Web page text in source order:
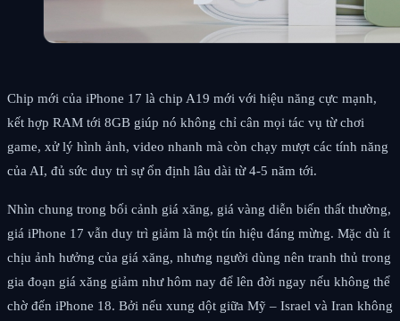
Chip mới của iPhone 17 là chip A19 mới với hiệu năng cực mạnh,
kết hợp RAM tới 8GB giúp nó không chỉ cân mọi tác vụ từ chơi
game, xử lý hình ảnh, video nhanh mà còn chạy mượt các tính năng
của AI, đủ sức duy trì sự ổn định lâu dài từ 4-5 năm tới.
Nhìn chung trong bối cảnh giá xăng, giá vàng diễn biến thất thường,
giá iPhone 17 vẫn duy trì giảm là một tín hiệu đáng mừng. Mặc dù ít
chịu ảnh hưởng của giá xăng, nhưng người dùng nên tranh thủ trong
gia đoạn giá xăng giảm như hôm nay để lên đời ngay nếu không thể
chờ đến iPhone 18. Bởi nếu xung dột giữa Mỹ – Israel và Iran không